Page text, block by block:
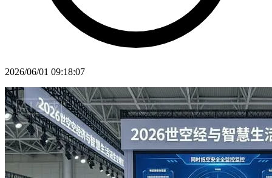
2026/06/01 09:18:07